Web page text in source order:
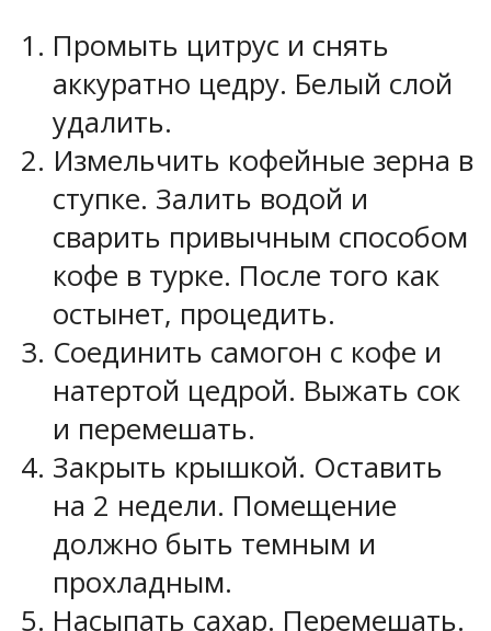
Промыть цитрус и снять
аккуратно цедру. Белый слой
удалить.
Измельчить кофейные зерна в
ступке. Залить водой и
сварить привычным способом
кофе в турке. После того как
остынет, процедить.
Соединить самогон с кофе и
натертой цедрой. Выжать сок
и перемешать.
Закрыть крышкой. Оставить
на 2 недели. Помещение
должно быть темным и
прохладным.
Насыпать сахар. Перемешать.